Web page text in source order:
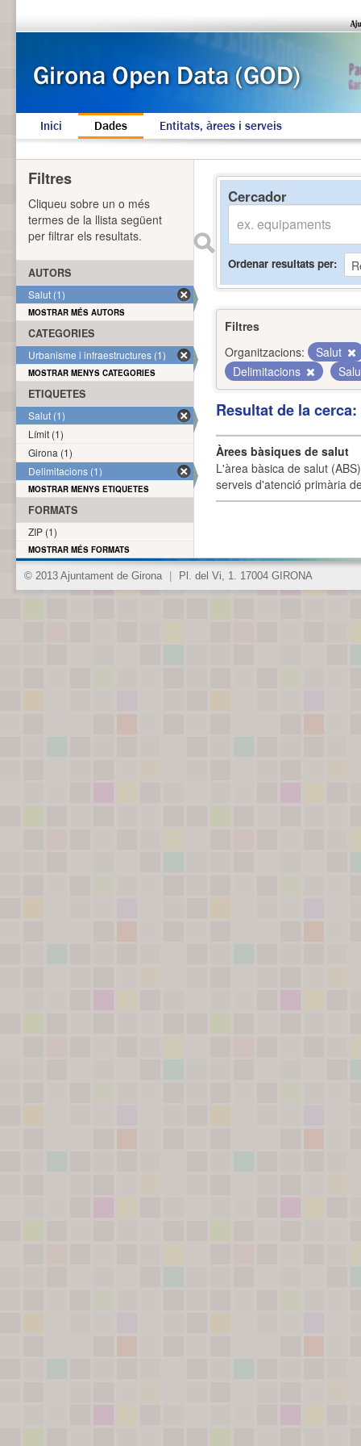
Inici Dades Entitats, àrees i serveis
Cercador
Ordenar resultats per
Filtres
Organitzacions:
Salut
Delimitacions
Resultat de la
Àrees bàsiques de salut
L'àrea bàsica de salut
serveis d'atenció primària
Filtres
Cliqueu sobre un o més
termes de la llista següent
per filtrar els resultats.
AUTORS
Salut (1)
MOSTRAR MÉS AUTORS
CATEGORIES
Urbanisme i infraestructures (1)
MOSTRAR MENYS CATEGORIES
ETIQUETES
Salut (1)
Límit (1)
Girona (1)
Delimitacions (1)
MOSTRAR MENYS ETIQUETES
FORMATS
ZIP (1)
MOSTRAR MÉS FORMATS
© 2013 Ajuntament de Girona Pl. del Vi, 1. 17004 GIRONA